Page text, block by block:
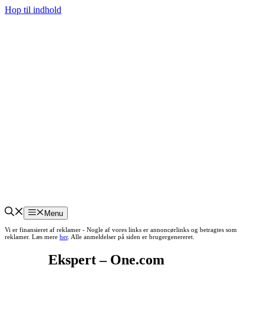
Hop til indhold
Menu
Vi er finansieret af reklamer - Nogle af vores links er annoncørlinks og betragtes som
reklamer. Læs mere her. Alle anmeldelser på siden er brugergenereret.
Ekspert – One.com